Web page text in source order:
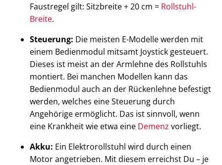
Faustregel gilt: Sitzbreite + 20 cm = Rollstuhl-
Breite.
Steuerung: Die meisten E-Modelle werden mit
einem Bedienmodul mitsamt Joystick gesteuert.
Dieses ist meist an der Armlehne des Rollstuhls
montiert. Bei manchen Modellen kann das
Bedienmodul auch an der Rückenlehne befestigt
werden, welches eine Steuerung durch
Angehörige ermöglicht. Das ist sinnvoll, wenn
eine Krankheit wie etwa eine Demenz vorliegt.
Akku: Ein Elektrorollstuhl wird durch einen
Motor angetrieben. Mit diesem erreichst Du – je